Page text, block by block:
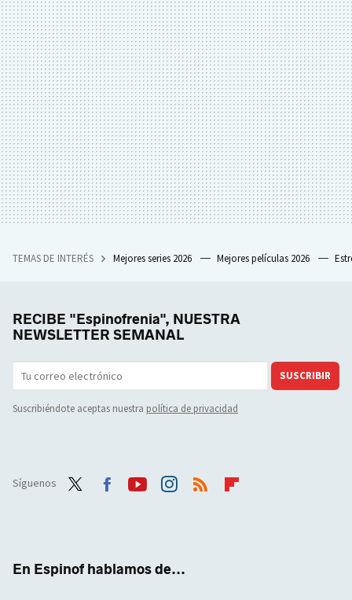
TEMAS DE INTERÉS Mejores series 2026 Mejores películas 2026
RECIBE "Espinofrenia", NUESTRA
NEWSLETTER SEMANAL
SUSCRIBIR
Suscribiéndote aceptas nuestra política de privacidad
Síguenos
En Espinof hablamos de...